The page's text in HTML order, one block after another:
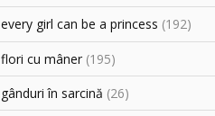
every girl can be a princess (192)
flori cu mâner (195)
gânduri în sarcină (26)